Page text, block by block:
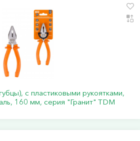
с пластиковыми рукоятками,
160 мм, серия "Гранит" TDM